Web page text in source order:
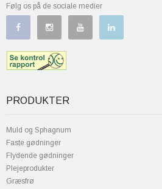
Følg os på de sociale medier
PRODUKTER
Muld og Sphagnum
Faste gødninger
Flydende gødninger
Plejeprodukter
Græsfrø